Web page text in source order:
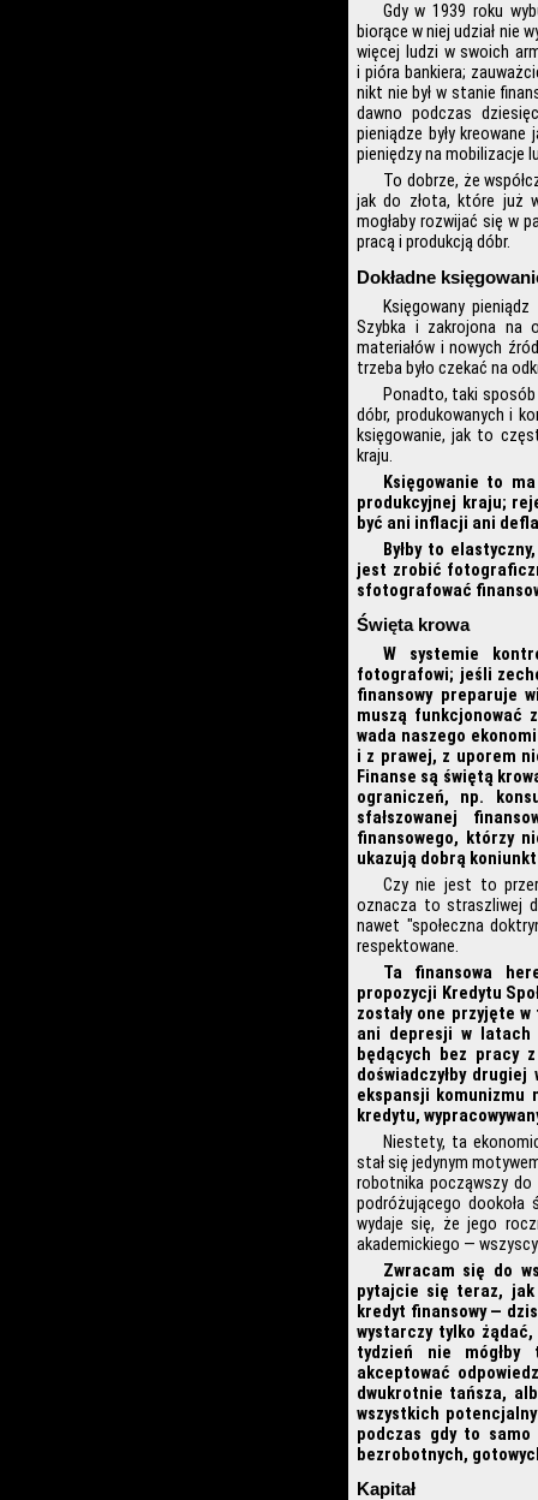
Gdy w 1939 roku
biorące w niej udział nie
więcej ludzi w swoich
i pióra bankiera;
nikt nie był w stanie
dawno podczas
pieniądze były
pieniędzy na mobilizacje
To dobrze, że
jak do złota, które już
mogłaby rozwijać się w
pracą i produkcją dóbr.
Dokładne
Księgowany
Szybka i zakrojona na
materiałów i nowych
trzeba było czekać na
Ponadto, taki sposób
dóbr, produkowanych i
księgowanie, jak to
kraju.
Księgowanie to
produkcyjnej kraju;
być ani inflacji ani
Byłby to
jest zrobić
sfotografować
Święta krowa
W systemie
fotografowi; jeśli
finansowy preparuje
muszą funkcjonować
wada naszego
i z prawej, z uporem
Finanse są świętą
ograniczeń, np.
sfałszowanej
finansowego, którzy
ukazują dobrą
Czy nie jest to
oznacza to straszliwej
nawet "społeczna
respektowane.
Ta finansowa
propozycji Kredytu
zostały one przyjęte
ani depresji w latach
będących bez pracy
doświadczyłby
ekspansji komunizmu
kredytu,
Niestety, ta
stał się jedynym
robotnika począwszy do
podróżującego
wydaje się, że jego
akademickiego —
Zwracam się do
pytajcie się teraz, jak
kredyt finansowy —
wystarczy tylko
tydzień nie mógłby
akceptować
dwukrotnie tańsza,
wszystkich
podczas gdy to
bezrobotnych,
Kapitał